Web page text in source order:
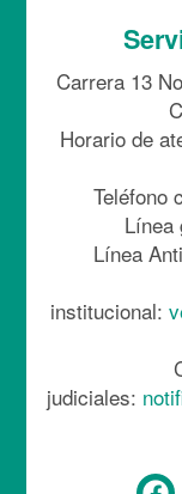
Carrera 13
Horario de
Teléfono
Línea
Línea
institucional:
judiciales: